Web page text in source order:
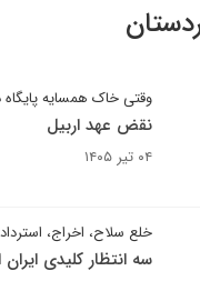
وقتی خاک همسایه
نقض عهد اربیل
۰۴ تیر ۱۴۰۵
خلع سلاح، اخراج، استرداد
سه انتظار کلیدی ایران